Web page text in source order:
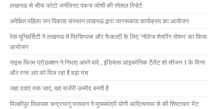
लखनऊ से चीफ फोटो जर्नलिस्ट पंकज जोशी की स्पेशल रिपोर्ट
अपेक्षित महिला जन विकास संस्थान लखनऊ द्वारा जागरूकता कार्यक्रम का आयोजन
रेवा यूनिवर्सिटी ने लखनऊ में प्रिंसिपल्स और फैकल्टी के लिए ‘नॉलेज शेयरिंग सेशन’ का किया
आयोजन
नाइस फिल्म प्रोडक्शन ने निभाए अपने वादे , इंडियास आइकोनिक टैलेंट शो सीजन 1 के विनर
और रनर अप को मिल रहा है बड़ा मंच
जहां दवाएं रुक जाएं, वहां सर्जरी उम्मीद बनती है
मिल्कीपुर विधायक चन्द्रभानु पासवान ने मुख्यमंत्री योगी आदित्यनाथ से की शिष्टाचार भेंट